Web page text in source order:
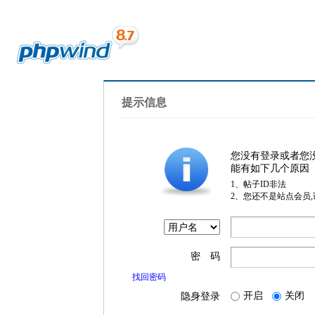
提示信息
您没有登录或者您
能有如下几个原因
1、帖子ID非法
2、您还不是站点会员
密 码
找回密码
隐身登录 开启 关闭